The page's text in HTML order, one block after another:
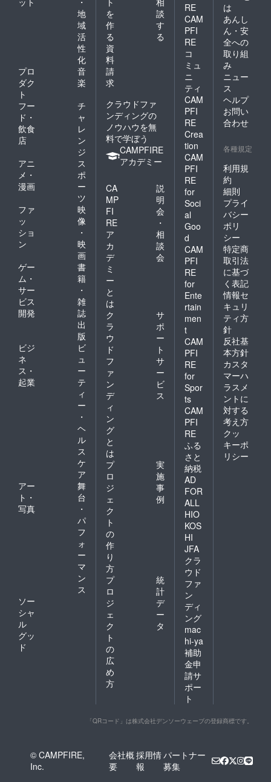
地
域
活
性
化
プロ
ダク
ト
音
楽
フー
ド・
飲食
店
チ
ャ
レ
ン
ジ
アニ
メ・
漫画
ス
ポ
ー
ツ
ファ
ッ
ショ
ン
映
像
・
映
画
ゲー
ム・
サー
ビス
開発
書
籍
・
雑
誌
出
版
ビジ
ネ
ス・
起業
ビ
ュ
ー
テ
ィ
ー
・
ヘ
ル
ス
ケ
ア
アー
ト・
写真
舞
台
・
パ
フ
ォ
ー
マ
ン
ス
ソー
シャ
ル
グッ
ド
を
作
る
談
す
る
資
料
請
求
クラウドファ
ンディングの
ノウハウを無
料で学ぼう
CAMPFIRE
アカデミー
CA
MP
FI
RE
ア
カ
デ
ミ
ー
と
は
説
明
会
・
相
談
会
ク
ラ
ウ
ド
フ
ァ
ン
デ
ィ
ン
グ
と
は
サ
ポ
ー
ト
サ
ー
ビ
ス
プ
ロ
ジ
ェ
ク
ト
の
作
り
方
実
施
事
例
プ
ロ
ジ
ェ
ク
ト
の
広
め
方
統
計
デ
ー
タ
RE
CAM
PFI
RE
コ
ミュ
ニ
ティ
CAM
PFI
RE
Crea
tion
CAM
PFI
RE
for
Soci
al
Goo
d
CAM
PFI
RE
for
Ente
rtain
men
t
CAM
PFI
RE
for
Spor
ts
CAM
PFI
RE
ふる
さと
納税
AD
FOR
ALL
HIO
KOS
HI
JFA
クラ
ウド
ファ
ン
ディ
ング
mac
hi-ya
補助
金申
請サ
ポー
ト
は
あんし
ん・安
全への
取り組
み
ニュー
ス
ヘルプ
お問い
合わせ
各種規定
利用規
約
細則
プライ
バシー
ポリ
シー
特定商
取引法
に基づ
く表記
情報セ
キュリ
ティ方
針
反社基
本方針
カスタ
マーハ
ラスメ
ントに
対する
考え方
クッ
キーポ
リシー
「QRコード」は株式会社デンソーウェーブの登録商標です。
© CAMPFIRE,
Inc.
会社概
要
採用情
報
パートナー
募集